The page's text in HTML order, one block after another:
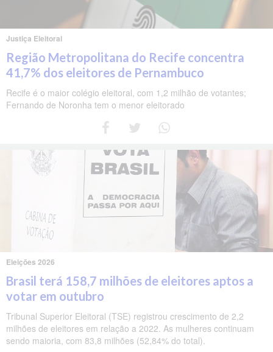
Justiça Eleitoral
Região Metropolitana do Recife concentra
41,7% dos eleitores de Pernambuco
Recife é o maior colégio eleitoral, com 1,2 milhão de votantes;
Fernando de Noronha tem o menor eleitorado
Eleições 2026
Brasil terá 158,7 milhões de eleitores aptos a
votar em outubro
Tribunal Superior Eleitoral (TSE) registrou crescimento de 2,2
milhões de eleitores em relação a 2022. As mulheres continuam
sendo maioria, com 83,8 milhões (52,84% do total).